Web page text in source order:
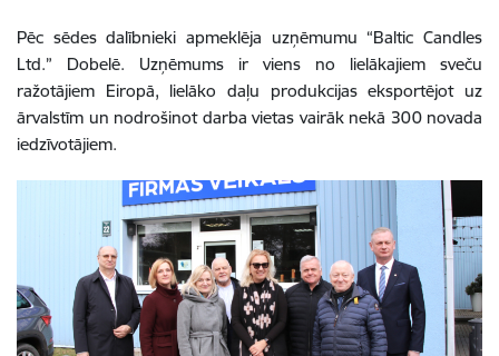
Pēc sēdes dalībnieki apmeklēja uzņēmumu “Baltic Candles
Ltd.” Dobelē. Uzņēmums ir viens no lielākajiem sveču
ražotājiem Eiropā, lielāko daļu produkcijas eksportējot uz
ārvalstīm un nodrošinot darba vietas vairāk nekā 300 novada
iedzīvotājiem.